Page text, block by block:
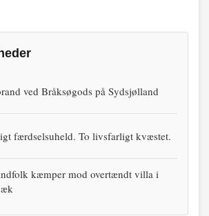
ved Bråksøgods på Sydsjølland
færdselsuheld. To livsfarligt kvæstet.
kæmper mod overtændt villa i